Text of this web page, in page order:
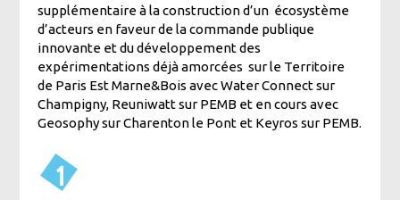
supplémentaire à la construction d’un écosystème
d’acteurs en faveur de la commande publique
innovante et du développement des
expérimentations déjà amorcées sur le Territoire
de Paris Est Marne&Bois avec Water Connect sur
Champigny, Reuniwatt sur PEMB et en cours avec
Geosophy sur Charenton le Pont et Keyros sur PEMB.
1